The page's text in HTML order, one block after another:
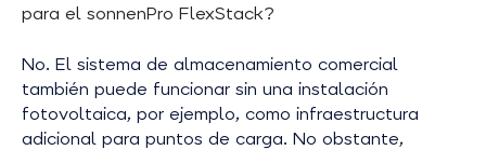
para el sonnenPro FlexStack?
No. El sistema de almacenamiento comercial
también puede funcionar sin una instalación
fotovoltaica, por ejemplo, como infraestructura
adicional para puntos de carga. No obstante,